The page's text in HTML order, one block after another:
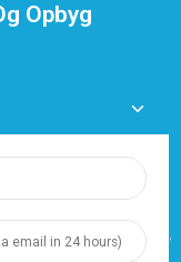
Opbyg
& Cable Co.,